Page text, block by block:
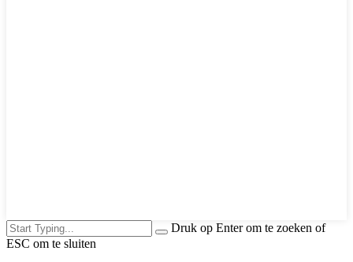
Druk op Enter om te zoeken of
ESC om te sluiten